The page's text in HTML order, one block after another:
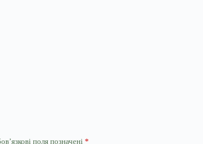
поля позначені *